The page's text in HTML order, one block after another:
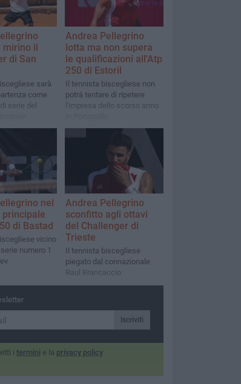
il
di San
sarà
come
serie del
Andrea Pellegrino
lotta ma non supera
le qualificazioni all'Atp
250 di Estoril
Il tennista biscegliese non
potrà tentare di ripetere
l'impresa dello scorso anno
nel
di Bastad
vicino
numero 1
Andrea Pellegrino
sconfitto agli ottavi
del Challenger di
Trieste
Il tennista biscegliese
piegato dal connazionale
Raul Brancaccio
Iscriviti
i termini e la privacy policy